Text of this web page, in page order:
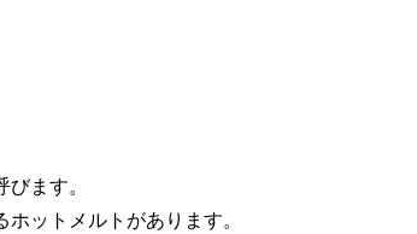
ます。
ットメルトがあります。